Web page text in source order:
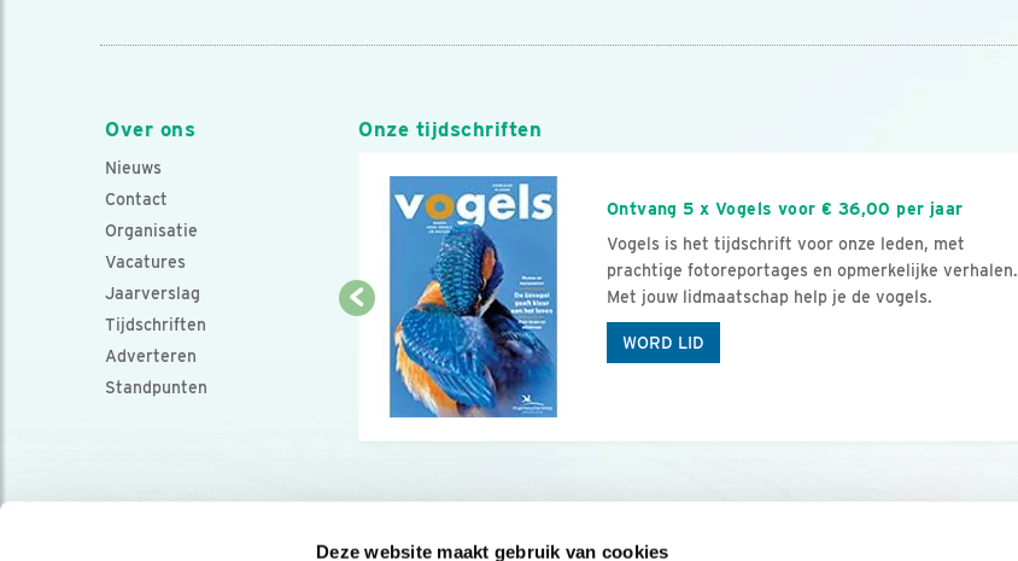
Deze website maakt gebruik van cookies
Over ons
Nieuws
Contact
Organisatie
Vacatures
Jaarverslag
Tijdschriften
Adverteren
Standpunten
Onze tijdschriften
Ontvang 5 x Vogels voor € 36,00 per jaar
Vogels is het tijdschrift voor onze leden, met
prachtige fotoreportages en opmerkelijke verhalen.
Met jouw lidmaatschap help je de vogels.
WORD LID